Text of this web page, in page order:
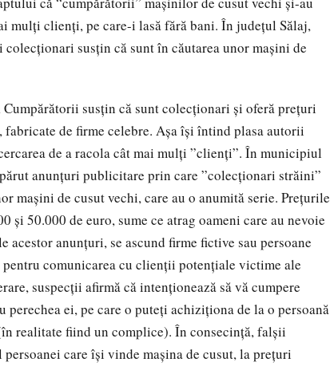
mulţi clienţi, pe care-i lasă fără bani. În judeţul Sălaj,
susţin că sunt în căutarea unor maşini de
Cumpărătorii susţin că sunt colecţionari şi oferă preţuri
de firme celebre. Aşa îşi întind plasa autorii
de a racola cât mai mulţi ”clienţi”. În municipiul
anunţuri publicitare prin care ”colecţionari străini”
maşini de cusut vechi, care au o anumită serie. Preţurile
şi 50.000 de euro, sume ce atrag oameni care au nevoie
acestor anunţuri, se ascund firme fictive sau persoane
comunicarea cu clienţii potenţiale victime ale
suspecţii afirmă că intenţionează să vă cumpere
perechea ei, pe care o puteţi achiziţiona de la o persoană
realitate fiind un complice). În consecinţă, falşii
care îşi vinde maşina de cusut, la preţuri